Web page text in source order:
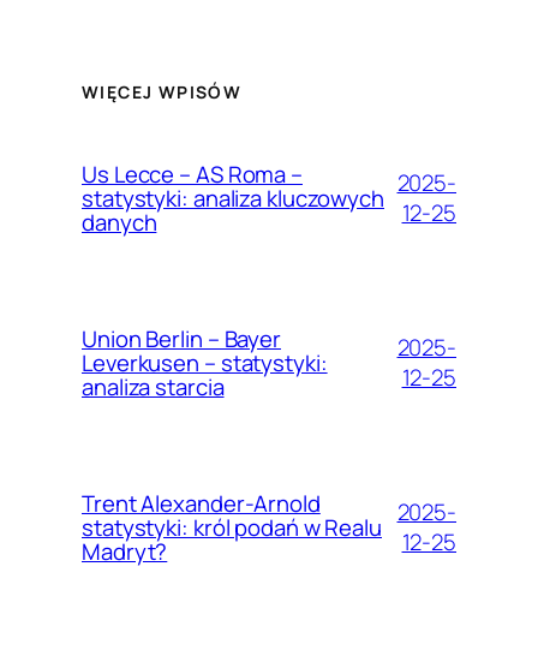
WIĘCEJ WPISÓW
Us Lecce – AS Roma –
statystyki: analiza kluczowych
danych
2025-
12-25
Union Berlin – Bayer
Leverkusen – statystyki:
analiza starcia
2025-
12-25
Trent Alexander-Arnold
statystyki: król podań w Realu
Madryt?
2025-
12-25